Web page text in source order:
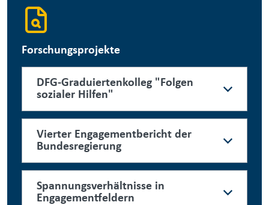
Forschungsprojekte
DFG-Graduiertenkolleg "Folgen
sozialer Hilfen"
Vierter Engagementbericht der
Bundesregierung
Spannungsverhältnisse in
Engagementfeldern